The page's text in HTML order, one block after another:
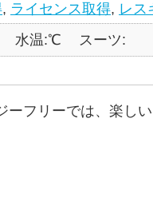
, ライセンス取得, レス
水温:℃ スーツ:
ーフリーでは、楽し